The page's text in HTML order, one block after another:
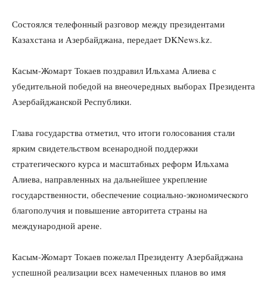
Состоялся телефонный разговор между президентами
Казахстана и Азербайджана, передает DKNews.kz.
Касым-Жомарт Токаев поздравил Ильхама Алиева с
убедительной победой на внеочередных выборах Президента
Азербайджанской Республики.
Глава государства отметил, что итоги голосования стали
ярким свидетельством всенародной поддержки
стратегического курса и масштабных реформ Ильхама
Алиева, направленных на дальнейшее укрепление
государственности, обеспечение социально-экономического
благополучия и повышение авторитета страны на
международной арене.
Касым-Жомарт Токаев пожелал Президенту Азербайджана
успешной реализации всех намеченных планов во имя